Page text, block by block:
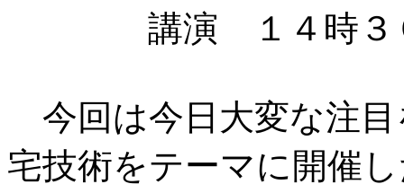
講演 １４時３０
今回は今日大変な注
宅技術をテーマに開催